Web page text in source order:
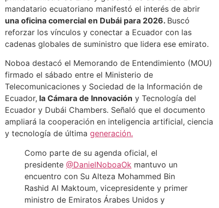
mandatario ecuatoriano manifestó el interés de abrir
una oficina comercial en Dubái para 2026. Buscó
reforzar los vínculos y conectar a Ecuador con las
cadenas globales de suministro que lidera ese emirato.
Noboa destacó el Memorando de Entendimiento (MOU)
firmado el sábado entre el Ministerio de
Telecomunicaciones y Sociedad de la Información de
Ecuador, la Cámara de Innovación y Tecnología del
Ecuador y Dubái Chambers. Señaló que el documento
ampliará la cooperación en inteligencia artificial, ciencia
y tecnología de última generación.
Como parte de su agenda oficial, el
presidente @DanielNoboaOk mantuvo un
encuentro con Su Alteza Mohammed Bin
Rashid Al Maktoum, vicepresidente y primer
ministro de Emiratos Árabes Unidos y